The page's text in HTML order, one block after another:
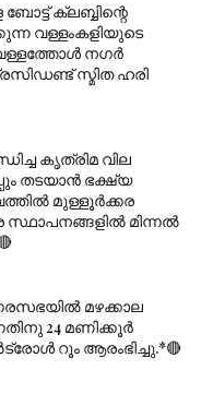
ക്ലബ്ബിന്റെ
വള്ളംകളിയുടെ
നഗർ
സ്മിത ഹരി
കൃത്രിമ വില
തടയാൻ ഭക്ഷ്യ
മുള്ളൂർക്കര
സ്ഥാപനങ്ങളിൽ മിന്നൽ
മഴക്കാല
24 മണിക്കൂർ
റൂം ആരംഭിച്ചു.*🔴